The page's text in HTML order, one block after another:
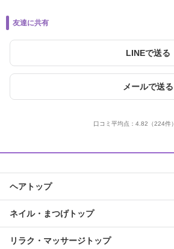
友達に共有
LINEで送る
メールで送る
口コミ平均点： 4.82 （224件）
ヘアトップ
ネイル・まつげトップ
リラク・マッサージトップ